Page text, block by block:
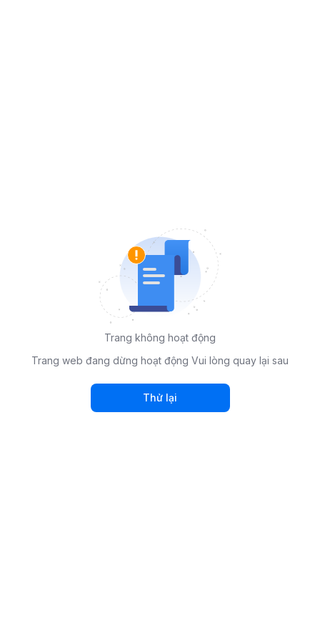
Trang không hoạt động
Trang web đang dừng hoạt động Vui lòng quay lại sau
Thử lại